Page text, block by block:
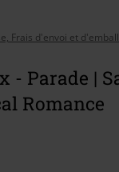
Frais d'envoi et
- Parade |
Romance